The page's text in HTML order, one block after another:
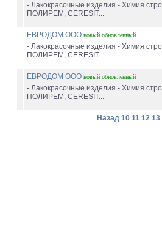
- Лакокрасочные изделия - Химия
ПОЛИРЕМ, CERESIT...
ЕВРОДОМ ООО новый обновленный
- Лакокрасочные изделия - Химия
ПОЛИРЕМ, CERESIT...
ЕВРОДОМ ООО новый обновленный
- Лакокрасочные изделия - Химия
ПОЛИРЕМ, CERESIT...
Назад 10 11 12 13